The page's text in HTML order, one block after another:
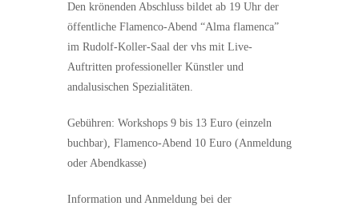
Den krönenden Abschluss bildet ab 19 Uhr der
öffentliche Flamenco-Abend “Alma flamenca”
im Rudolf-Koller-Saal der vhs mit Live-
Auftritten professioneller Künstler und
andalusischen Spezialitäten.
Gebühren: Workshops 9 bis 13 Euro (einzeln
buchbar), Flamenco-Abend 10 Euro (Anmeldung
oder Abendkasse)
Information und Anmeldung bei der